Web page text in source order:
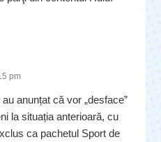
pm
anunțat că vor „desface”
la situația anterioară, cu
ca pachetul Sport de